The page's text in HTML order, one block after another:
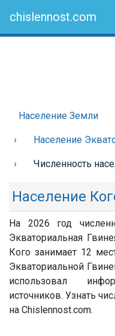
chislennost.com
Население Земли
Население
Численность
Население
На 2026 год
Экваториальная
Кого занимает 12
Экваториальной
использовал
источников. Узнать
на Chislennost.com.